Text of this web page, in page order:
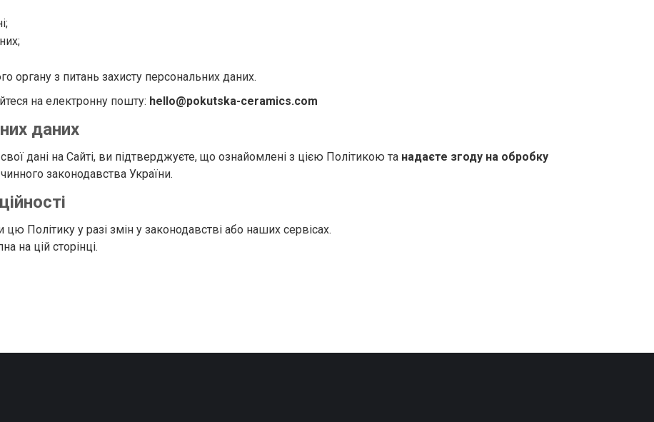
органу з питань захисту персональних даних.
на електронну пошту: hello@pokutska-ceramics.com
даних
дані на Сайті, ви підтверджуєте, що ознайомлені з цією Політикою та надаєте згоду на обробку
законодавства України.
Політику у разі змін у законодавстві або наших сервісах.
на цій сторінці.